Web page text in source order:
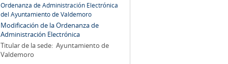
Ordenanza de Administración Electrónica
del Ayuntamiento de Valdemoro
Modificación de la Ordenanza de
Administración Electrónica
Titular de la sede: Ayuntamiento de
Valdemoro